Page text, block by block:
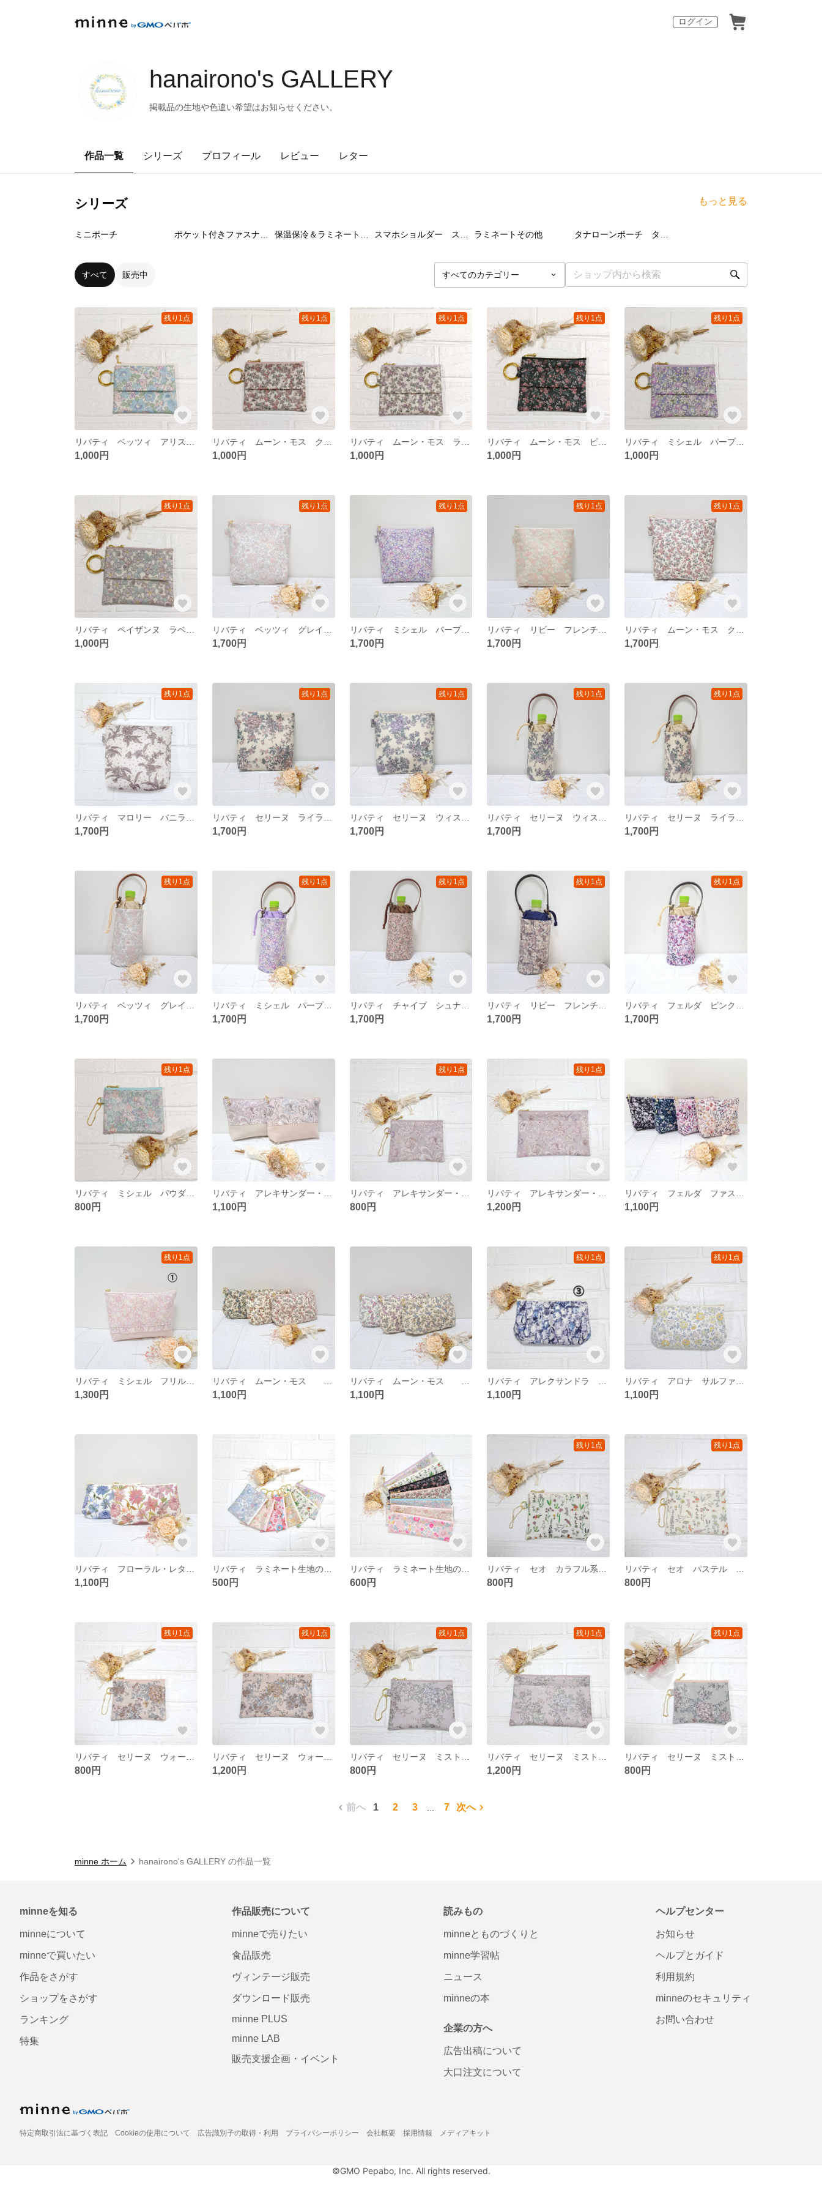
ログイン
hanairono's GALLERY
掲載品の生地や色違い希望はお知らせください。
作品一覧 シリーズ プロフィール レビュー レター
シリーズ もっと見る
ミニポーチ ラミネートその他
すべて 販売中
残り1点
1,000円
残り1点
1,000円
残り1点
1,000円
残り1点
1,000円
残り1点
リバティ ミシェル パープル ポケットティッシュケース付きポーチ ティッシュポーチ
1,000円
残り1点
1,000円
残り1点
1,700円
残り1点
リバティ ミシェル パープル 保温保冷ポーチ ラミネート
1,700円
残り1点
1,700円
残り1点
1,700円
残り1点
1,700円
残り1点
1,700円
残り1点
1,700円
残り1点
1,700円
残り1点
1,700円
残り1点
1,700円
残り1点
リバティ ミシェル パープル ペットボトルカバー
1,700円
残り1点
1,700円
残り1点
1,700円
残り1点
1,700円
残り1点
800円 1,100円
残り1点
800円
残り1点
1,200円 1,100円
残り1点
1,300円 1,100円 1,100円
残り1点
1,100円
残り1点
1,100円
1,100円
リバティ ラミネート生地のミニミニポーチ
500円
リバティ ラミネート生地のペンポーチ
600円
残り1点
800円
残り1点
800円
残り1点
800円
残り1点
1,200円
残り1点
800円
残り1点
1,200円
残り1点
800円
前へ 1 2 3 7 次へ
minne ホーム hanairono's GALLERY の作品一覧
minneを知る
minneについて
minneで買いたい
作品をさがす
ショップをさがす
ランキング
特集
作品販売について
minneで売りたい
食品販売
ヴィンテージ販売
ダウンロード販売
minne PLUS
minne LAB
販売支援企画・イベント
読みもの
minneとものづくりと
minne学習帖
ニュース
minneの本
企業の方へ
広告出稿について
大口注文について
ヘルプセンター
お知らせ
ヘルプとガイド
利用規約
minneのセキュリティ
お問い合わせ
特定商取引法に基づく表記 Cookieの使用について 広告識別子の取得・利用 プライバシーポリシー 会社概要 採用情報 メディアキット
©GMO Pepabo, Inc. All rights reserved.